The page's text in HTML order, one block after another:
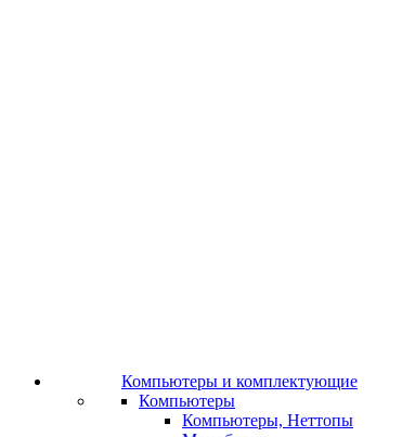
Компьютеры и комплектующие
Компьютеры
Компьютеры, Неттопы